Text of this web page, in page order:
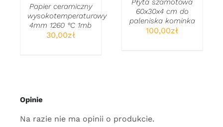
Papier ceramiczny
wysokotemperaturowy
4mm 1260 °C 1mb
30,00zł
Płyta szamotowa
60x30x4 cm do
paleniska kominka
100,00zł
Opinie
Na razie nie ma opinii o produkcie.